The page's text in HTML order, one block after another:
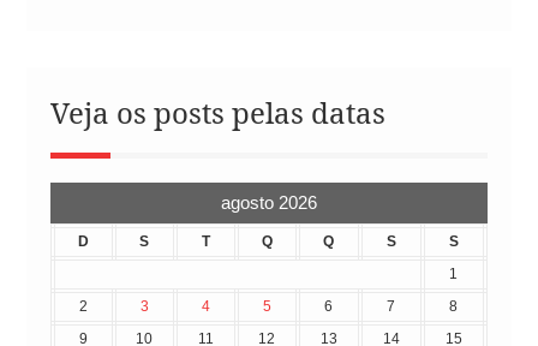
Veja os posts pelas datas
agosto 2026
D S T Q Q S
S
1
2
3 4 5 6 7
8
9
10 11 12 13 14
15